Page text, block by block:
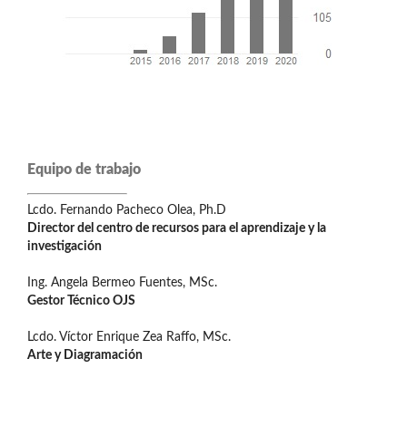
Equipo de trabajo
Lcdo. Fernando Pacheco Olea, Ph.D
Director del centro de recursos para el aprendizaje y la
investigación
Ing. Angela Bermeo Fuentes, MSc.
Gestor Técnico OJS
Lcdo. Víctor Enrique Zea Raffo, MSc.
Arte y Diagramación